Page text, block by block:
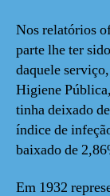
Nos relatórios
parte lhe ter
daquele
Higiene
tinha deixado
índice de
baixado de
Em 1932